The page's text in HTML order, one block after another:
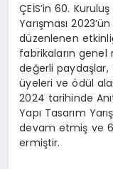
ÇEİS’in 60.
Yarışması
düzenlenen
fabrikaların
değerli paydaşlar,
üyeleri ve ödül alan
2024 tarihinde
Yapı Tasarım
devam etmiş ve
ermiştir.